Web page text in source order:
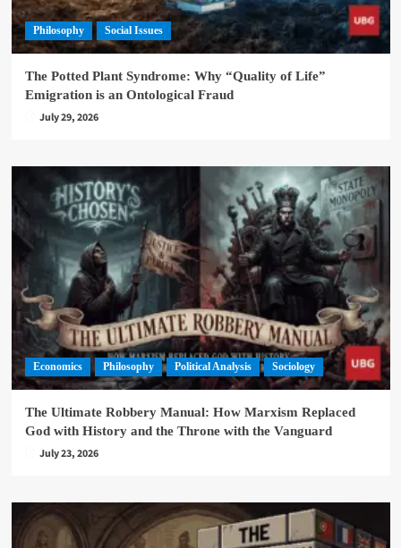
Philosophy Social Issues
The Potted Plant Syndrome: Why “Quality of Life”
Emigration is an Ontological Fraud
July 29, 2026
Economics Philosophy Political Analysis Sociology
The Ultimate Robbery Manual: How Marxism Replaced
God with History and the Throne with the Vanguard
July 23, 2026